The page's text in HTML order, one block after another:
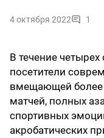
4 октября 2022 1
В течение
посетители
вмещающей более
матчей, полных
спортивных
акробатических